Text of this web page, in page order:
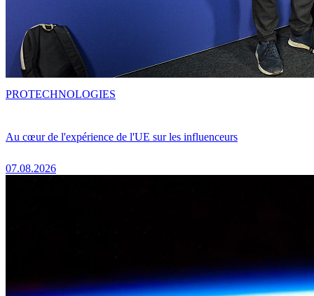
Au cœur de l'expérience de l'UE sur les influenceurs
07.08.2026
PROTECHNOLOGIES